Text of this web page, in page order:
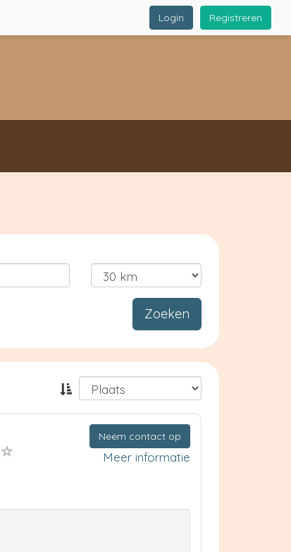
Registreren
Login
Zoeken
Neem contact op
Meer informatie